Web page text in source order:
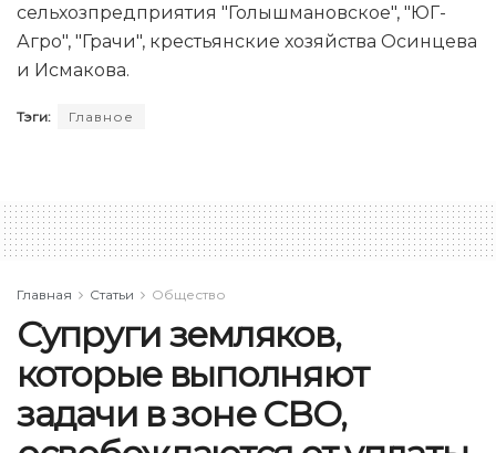
сельхозпредприятия "Голышмановское", "ЮГ-
Агро", "Грачи", крестьянские хозяйства Осинцева
и Исмакова.
Тэги: Главное
Главная Статьи Общество
Супруги земляков,
которые выполняют
задачи в зоне СВО,